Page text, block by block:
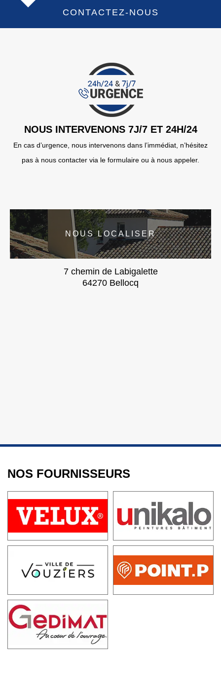
CONTACTEZ-NOUS
NOUS INTERVENONS 7J/7 ET 24H/24
En cas d’urgence, nous intervenons dans l’immédiat, n’hésitez
pas à nous contacter via le formulaire ou à nous appeler.
NOUS LOCALISER
7 chemin de Labigalette
64270 Bellocq
NOS FOURNISSEURS